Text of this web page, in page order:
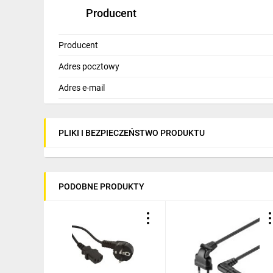
Producent
Producent
Adres pocztowy
Adres e-mail
PLIKI I BEZPIECZEŃSTWO PRODUKTU
PODOBNE PRODUKTY